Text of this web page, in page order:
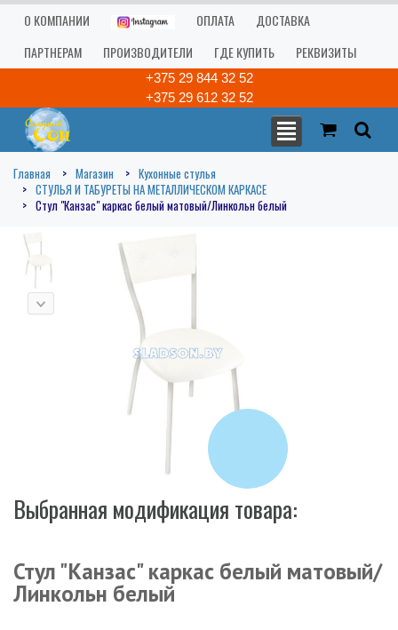
О КОМПАНИИ ОПЛАТА
ДОСТАВКА
ПАРТНЕРАМ
ПРОИЗВОДИТЕЛИ ГДЕ КУПИТЬ РЕКВИЗИТЫ
+375 29 844 32 52
+375 29 612 32 52
Главная Магазин
Кухонные стулья
СТУЛЬЯ И ТАБУРЕТЫ НА МЕТАЛЛИЧЕСКОМ КАРКАСЕ
Стул "Канзас" каркас белый матовый/Линкольн белый
Выбранная модификация товара:
Стул "Канзас" каркас белый матовый/
Линкольн белый